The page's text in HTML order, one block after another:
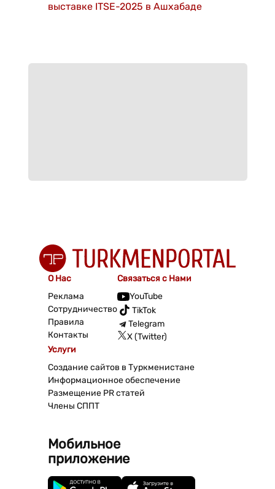
выставке ITSE-2025 в Ашхабаде
О Нас
Реклама
Сотрудничество
Правила
Контакты
Связаться с Нами
YouTube
TikTok
Telegram
X (Twitter)
Услуги
Создание сайтов в Туркменистане
Информационное обеспечение
Размещение PR статей
Члены СППТ
Мобильное
приложение